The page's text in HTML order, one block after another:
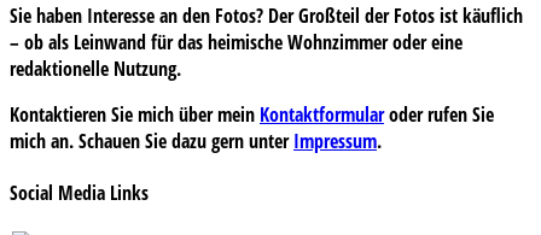
Sie haben Interesse an den Fotos? Der Großteil der Fotos ist käuflich
– ob als Leinwand für das heimische Wohnzimmer oder eine
redaktionelle Nutzung.
Kontaktieren Sie mich über mein Kontaktformularoder rufen Sie
mich an. Schauen Sie dazu gern unterImpressum.
Social Media Links